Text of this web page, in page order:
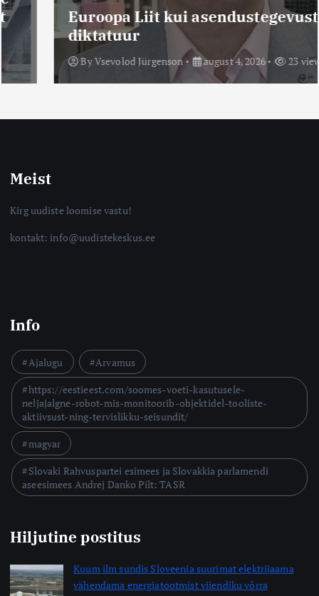
Euroopa Liit kui asendustegevuste
diktatuur
Vsevolod Jürgenson august 4, 2026 23 views
Meist
Kirg uudiste loomise vastu!
kontakt: info@uudistekeskus.ee
Info
Ajalugu
Arvamus
https://eestieest.com/soomes-voeti-kasutusele-
neljajalgne-robot-mis-monitoorib-objektidel-tooliste-
aktiivsust-ning-tervislikku-seisundit/
magyar
Slovaki Rahvuspartei esimees ja Slovakkia parlamendi
aseesimees Andrej Danko Pilt: TASR
Hiljutine postitus
Kuum ilm sundis Sloveenia suurimat elektrijaama
vähendama energiatootmist viiendiku võrra